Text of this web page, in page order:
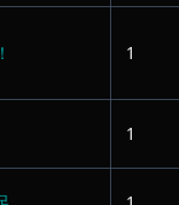
1
1